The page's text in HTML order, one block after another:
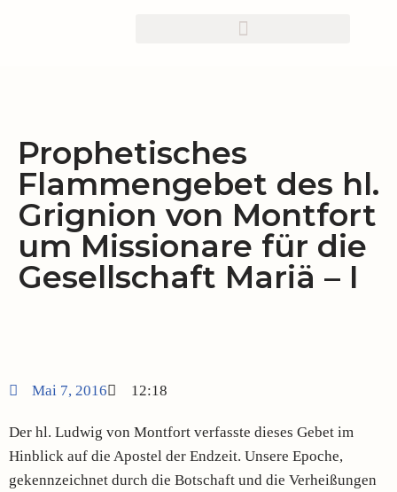
Prophetisches
Flammengebet des hl.
Grignion von Montfort
um Missionare für die
Gesellschaft Mariä – I
Mai 7, 2016 12:18
Der hl. Ludwig von Montfort verfasste dieses Gebet im
Hinblick auf die Apostel der Endzeit. Unsere Epoche,
gekennzeichnet durch die Botschaft und die Verheißungen